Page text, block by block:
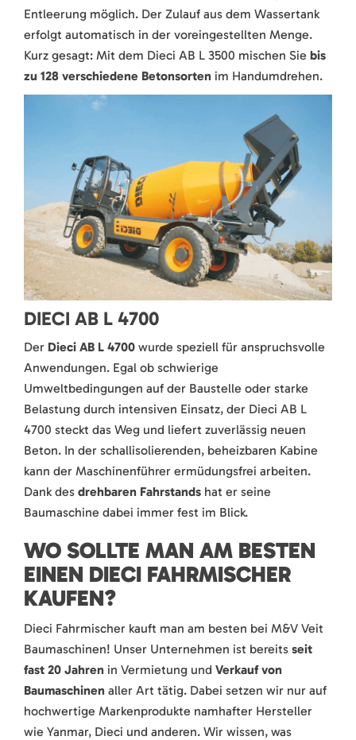
Entleerung möglich. Der Zulauf aus dem Wassertank
erfolgt automatisch in der voreingestellten Menge.
Kurz gesagt: Mit dem Dieci AB L 3500 mischen Sie bis
zu 128 verschiedene Betonsorten im Handumdrehen.
DIECI AB L 4700
Der Dieci AB L 4700 wurde speziell für anspruchsvolle
Anwendungen. Egal ob schwierige
Umweltbedingungen auf der Baustelle oder starke
Belastung durch intensiven Einsatz, der Dieci AB L
4700 steckt das Weg und liefert zuverlässig neuen
Beton. In der schallisolierenden, beheizbaren Kabine
kann der Maschinenführer ermüdungsfrei arbeiten.
Dank des drehbaren Fahrstands hat er seine
Baumaschine dabei immer fest im Blick.
WO SOLLTE MAN AM BESTEN
EINEN DIECI FAHRMISCHER
KAUFEN?
Dieci Fahrmischer kauft man am besten bei M&V Veit
Baumaschinen! Unser Unternehmen ist bereits seit
fast 20 Jahren in Vermietung und Verkauf von
Baumaschinen aller Art tätig. Dabei setzen wir nur auf
hochwertige Markenprodukte namhafter Hersteller
wie Yanmar, Dieci und anderen. Wir wissen, was